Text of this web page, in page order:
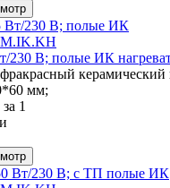
230 В; полые ИК
керамический
мм;
за 1